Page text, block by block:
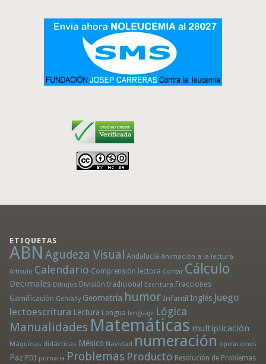
ETIQUETAS
ABN Agudeza Visual Andalucía Animación a la lectura
Artículo Calendario Comprensión lectora Contar Cálculo
Decimales Dibujos División tradicional Escritura Fracciones
Gamificación Genially Geometría humor Infantil Inglés Juego
lectoescritura Lectura Lengua lenguaje Lógica
Manualidades Matemáticas multiplicación
Máquinas didácticas México Navidad numeración operaciones
Paz PDI primaria Problemas Producto Resolución de Problemas